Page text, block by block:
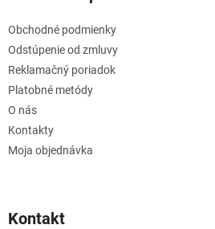
Obchodné podmienky
Odstúpenie od zmluvy
Reklamačný poriadok
Platobné metódy
O nás
Kontakty
Moja objednávka
Kontakt